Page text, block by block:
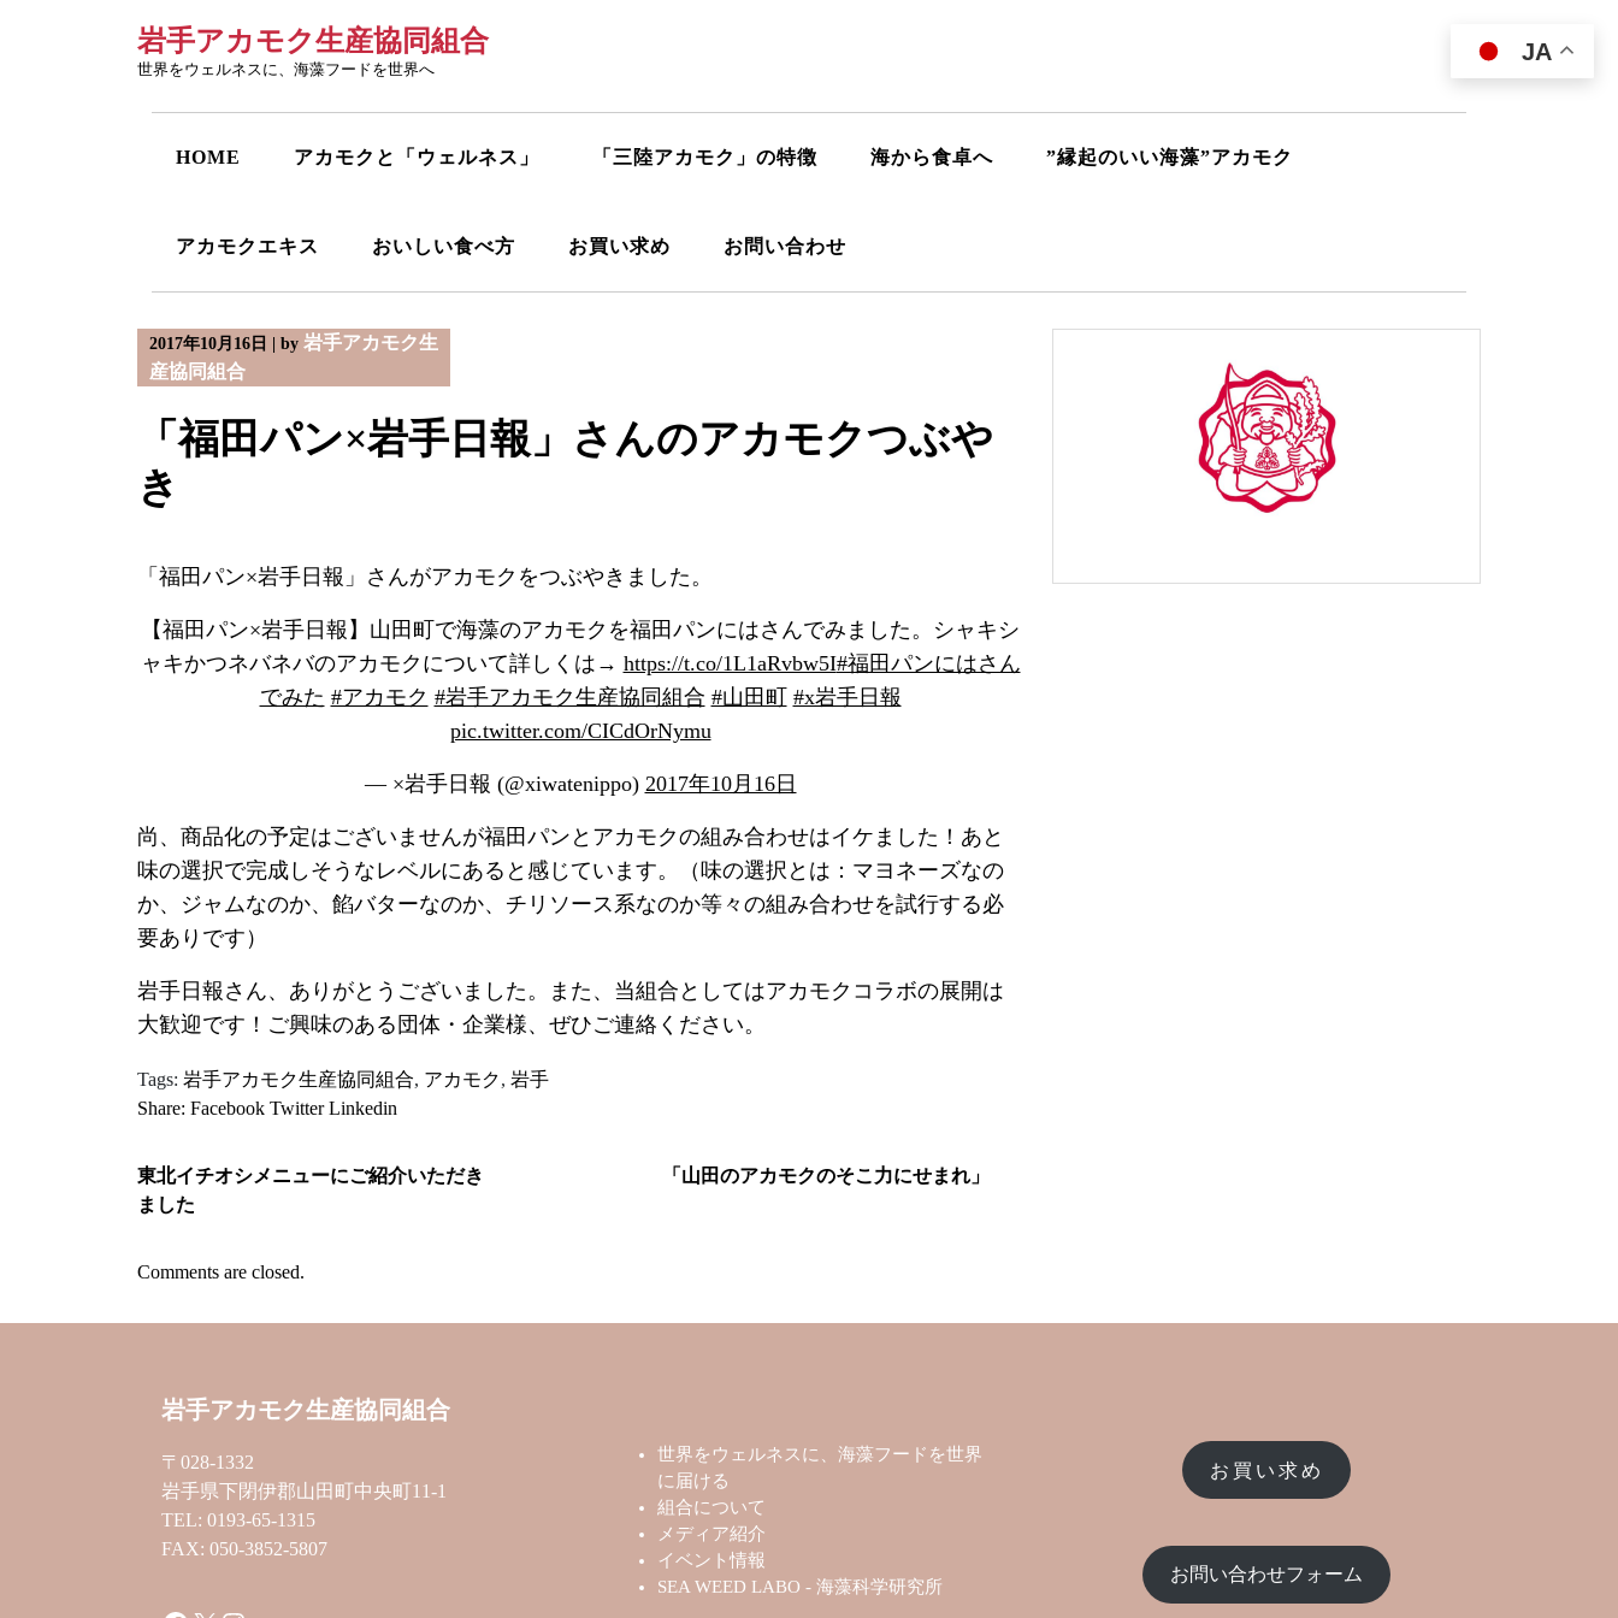
岩手アカモク生産協同組合
世界をウェルネスに、海藻フードを世界へ
HOME アカモクと「ウェルネス」 「三陸アカモク」の特徴 海から食卓へ ”縁起のいい海藻”アカモク
アカモクエキス おいしい食べ方 お買い求め お問い合わせ
2017年10月16日 by 岩手アカモク生
産協同組合
「福田パン×岩手日報」さんのアカモクつぶや
き
「福田パン×岩手日報」さんがアカモクをつぶやきました。
【福田パン×岩手日報】山田町で海藻のアカモクを福田パンにはさんでみました。シャキシ
ャキかつネバネバのアカモクについて詳しくは→ https://t.co/1L1aRvbw5I#福田パンにはさん
でみた #アカモク #岩手アカモク生産協同組合 #山田町
#x岩手日報
pic.twitter.com/CICdOrNymu
— ×岩手日報 (@xiwatenippo) 2017年10月16日
尚、商品化の予定はございませんが福田パンとアカモクの組み合わせはイケました！あと
味の選択で完成しそうなレベルにあると感じています。（味の選択とは：マヨネーズなの
か、ジャムなのか、餡バターなのか、チリソース系なのか等々の組み合わせを試行する必
要ありです）
岩手日報さん、ありがとうございました。また、当組合としてはアカモクコラボの展開は
大歓迎です！ご興味のある団体・企業様、ぜひご連絡ください。
Tags: 岩手アカモク生産協同組合, アカモク, 岩手
Share: Facebook Twitter Linkedin
東北イチオシメニューにご紹介いただき
ました
「山田のアカモクのそこ力にせまれ」
Comments are closed.
岩手アカモク生産協同組合
〒028-1332
岩手県下閉伊郡山田町中央町11-1
TEL: 0193-65-1315
FAX: 050-3852-5807
世界をウェルネスに、海藻フードを世界
に届ける
組合について
メディア紹介
イベント情報
SEA WEED LABO - 海藻科学研究所
お買い求め
お問い合わせフォーム
JA